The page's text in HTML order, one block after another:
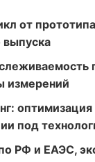
от
выпуска
измерений
оптимизация
под
РФ и ЕАЭС,